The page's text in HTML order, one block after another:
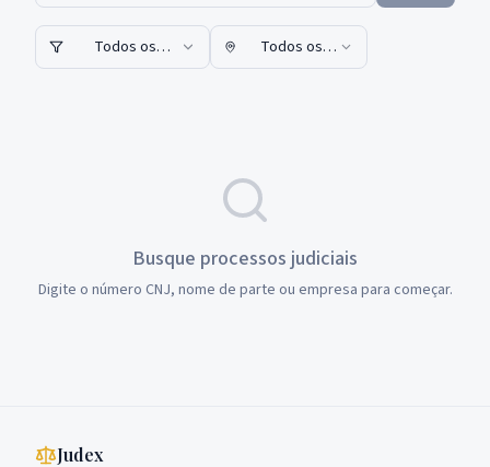
Todos os
tribunais
Todos os
estados
Busque processos judiciais
Digite o número CNJ, nome de parte ou empresa para começar.
Judex